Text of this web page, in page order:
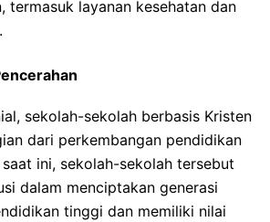
termasuk layanan kesehatan dan
sekolah-sekolah berbasis Kristen
dari perkembangan pendidikan
ini, sekolah-sekolah tersebut
dalam menciptakan generasi
tinggi dan memiliki nilai